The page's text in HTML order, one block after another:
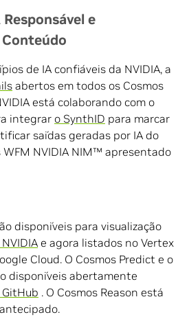
e
de IA confiáveis ​​da NVIDIA, a
abertos em todos os Cosmos
está colaborando com o
integrar o SynthID para marcar
saídas geradas por IA do
WFM NVIDIA NIM™ apresentado
disponíveis para visualização
e agora listados no Vertex
Cloud. O Cosmos Predict e o
disponíveis abertamente
GitHub . O Cosmos Reason está